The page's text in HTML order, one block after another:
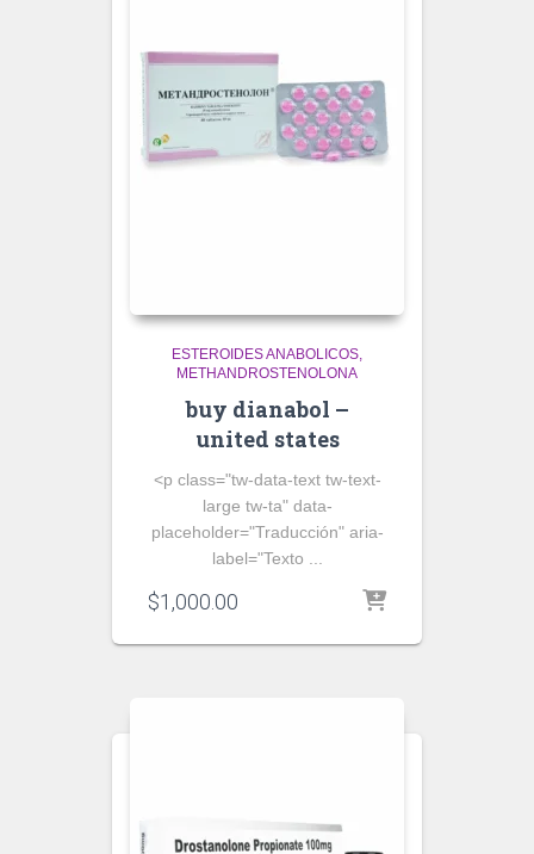
ESTEROIDES ANABOLICOS
METHANDROSTENOLONA
buy dianabol –
united states
<p class="tw-data-text tw-text-
large tw-ta" data-
placeholder="Traducción" aria-
label="Texto ...
$1,000.00